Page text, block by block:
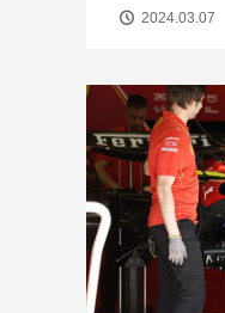
2024.03.07